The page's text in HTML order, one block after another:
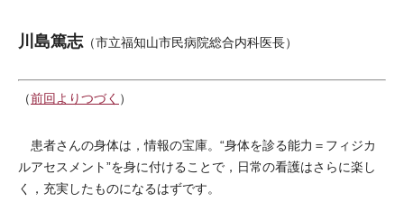
川島篤志 （市立福知山市民病院総合内科医長）
（前回よりつづく ）
患者さんの身体は，情報の宝庫。“身体を診る能力＝フィジカ
ルアセスメント”を身に付けることで，日常の看護はさらに楽し
く，充実したものになるはずです。